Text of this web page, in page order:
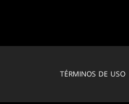
TÉRMINOS DE USO